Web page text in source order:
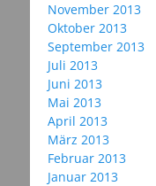
November 2013
Oktober 2013
September 2013
Juli 2013
Juni 2013
Mai 2013
April 2013
März 2013
Februar 2013
Januar 2013